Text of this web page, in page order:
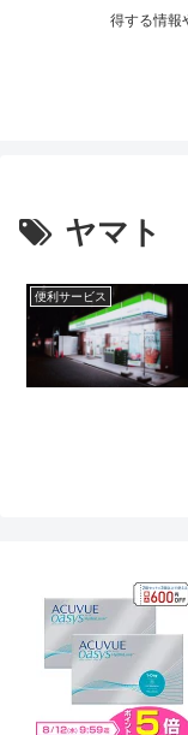
得する情報
ヤマト
便利サービス